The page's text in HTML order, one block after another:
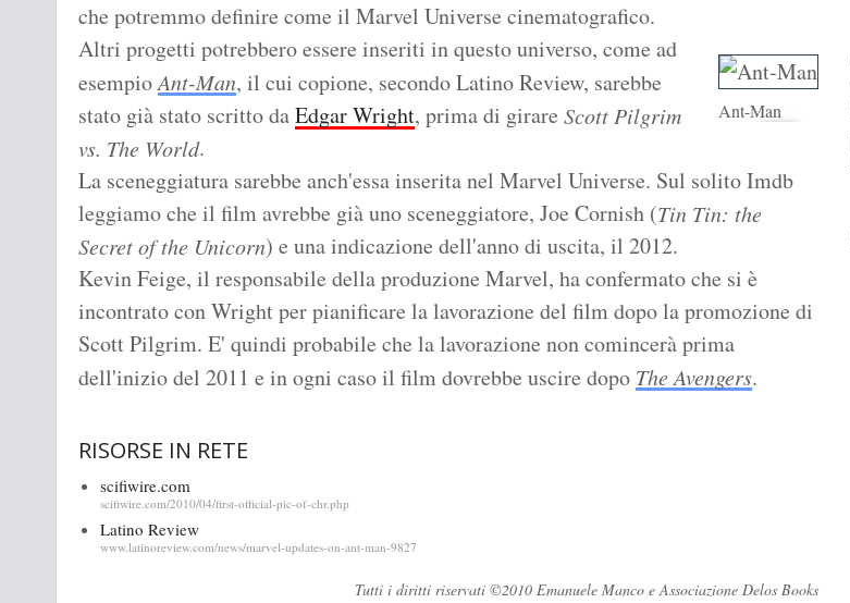
che potremmo definire come il Marvel Universe cinematografico.
Ant-Man
Altri progetti potrebbero essere inseriti in questo universo, come ad
esempioAnt-Man, il cui copione, secondo Latino Review, sarebbe
stato già stato scritto daEdgar Wright, prima di girare Scott Pilgrim
vs. The World.
La sceneggiatura sarebbe anch'essa inserita nel Marvel Universe. Sul solito Imdb
leggiamo che il film avrebbe già uno sceneggiatore, Joe Cornish (Tin Tin: the
Secret of the Unicorn) e una indicazione dell'anno di uscita, il 2012.
Kevin Feige, il responsabile della produzione Marvel, ha confermato che si è
incontrato con Wright per pianificare la lavorazione del film dopo la promozione di
Scott Pilgrim. E' quindi probabile che la lavorazione non comincerà prima
dell'inizio del 2011 e in ogni caso il film dovrebbe uscire dopo The Avengers.
RISORSE IN RETE
scifiwire.com
scifiwire.com/2010/04/first-official-pic-of-chr.php
Latino Review
www.latinoreview.com/news/marvel-updates-on-ant-man-9827
Tutti i diritti riservati ©2010 Emanuele Manco e Associazione Delos Books